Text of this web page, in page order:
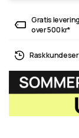
Gratis
over 500 kr*
Rask